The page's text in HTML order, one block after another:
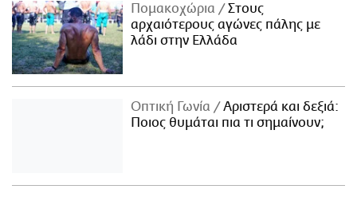
Πομακοχώρια
Στους
αρχαιότερους αγώνες πάλης με
λάδι στην Ελλάδα
Οπτική Γωνία
Αριστερά και δεξιά:
Ποιος θυμάται πια τι σημαίνουν;